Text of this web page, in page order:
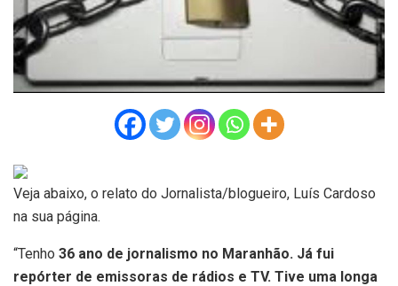
Veja abaixo, o relato do Jornalista/blogueiro, Luís Cardoso
na sua página.
“Tenho 36 ano de jornalismo no Maranhão. Já fui
repórter de emissoras de rádios e TV. Tive uma longa